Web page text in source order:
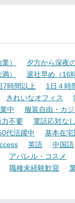
） 夕方から深夜
） 退社早め（16
7時間以上 1日４時
きれいなオフィス
中 服装自由・カ
力不要 電話応対なし
代活躍中 基本在
英語 中国語
アパレル・コスメ
職種未経験歓迎